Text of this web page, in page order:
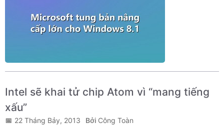
Intel sẽ khai tử chip Atom vì “mang tiếng
xấu”
22 Tháng Bảy, 2013 Công Toàn